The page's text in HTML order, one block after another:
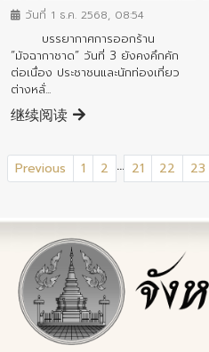
วันที่ 1 ธ.ค. 2568, 08:54
บรรยากาศการออกร้าน
“มัจฉากาชาด” วันที่ 3 ยังคงคึกคัก
ต่อเนื่อง ประชาชนและนักท่องเที่ยว
ต่างหลั่...
继续阅读
Previous 1 2 ... 21 22 23